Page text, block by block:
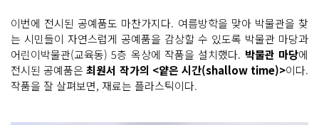
이번에 전시된 공예품도 마찬가지다. 여름방학을 맞아 박물관을 찾
는 시민들이 자연스럽게 공예품을 감상할 수 있도록 박물관 마당과
어린이박물관(교육동) 5층 옥상에 작품을 설치했다. 박물관 마당에
전시된 공예품은최원서 작가의 <얕은 시간(shallow time)>이다.
작품을 잘 살펴보면, 재료는 플라스틱이다.